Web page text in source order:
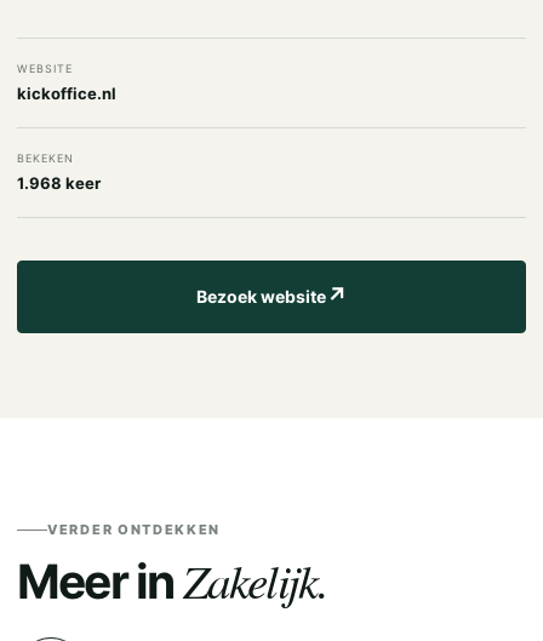
WEBSITE
kickoffice.nl
BEKEKEN
1.968 keer
Bezoek website↗
VERDER ONTDEKKEN
Meer inZakelijk.